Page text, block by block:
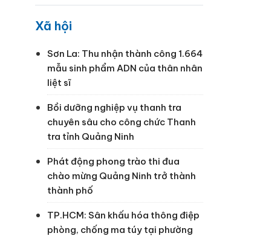
Xã hội
Sơn La: Thu nhận thành công 1.664
mẫu sinh phẩm ADN của thân nhân
liệt sĩ
Bồi dưỡng nghiệp vụ thanh tra
chuyên sâu cho công chức Thanh
tra tỉnh Quảng Ninh
Phát động phong trào thi đua
chào mừng Quảng Ninh trở thành
thành phố
TP.HCM: Sân khấu hóa thông điệp
phòng, chống ma túy tại phường